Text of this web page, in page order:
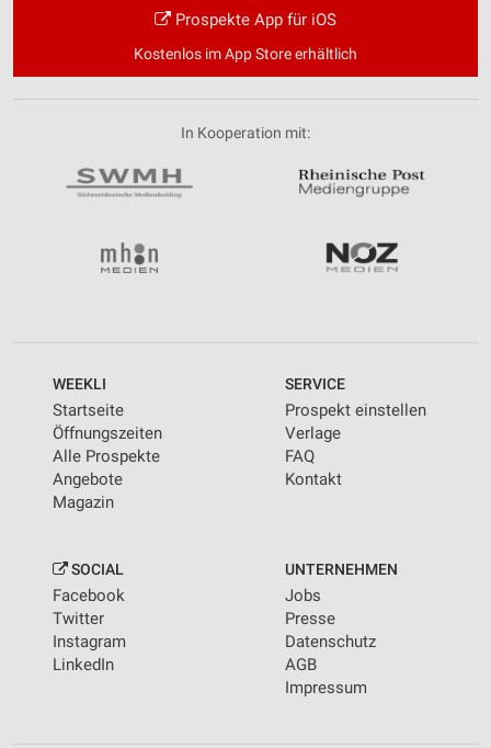
Prospekte App für iOS
Kostenlos im App Store erhältlich
In Kooperation mit:
WEEKLI
Startseite
Öffnungszeiten
Alle Prospekte
Angebote
Magazin
SERVICE
Prospekt einstellen
Verlage
FAQ
Kontakt
SOCIAL
Facebook
Twitter
Instagram
LinkedIn
UNTERNEHMEN
Jobs
Presse
Datenschutz
AGB
Impressum